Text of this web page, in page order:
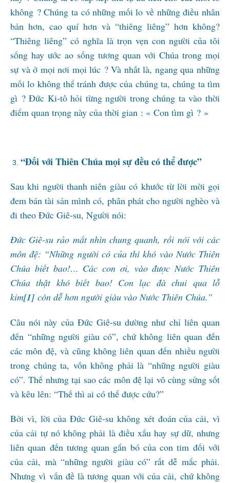
không ? Chúng ta có những mối lo về những điều nhân
bản hơn, cao quí hơn và “thiêng liêng” hơn không?
“Thiêng liêng” có nghĩa là trọn vẹn con người của tôi
sống hay ước ao sống tương quan với Chúa trong mọi
sự và ở mọi nơi mọi lúc ? Và nhất là, ngang qua những
mối lo không thể tránh được của chúng ta, chúng ta tìm
gì ? Đức Ki-tô hỏi từng người trong chúng ta vào thời
điểm quan trọng này của thời gian : « Con tìm gì ? »
“Đối với Thiên Chúa mọi sự đều có thể được”
Sau khi người thanh niên giàu có khước từ lời mời gọi
đem bán tài sản mình có, phân phát cho người nghèo và
đi theo Đức Giê-su, Người nói:
Đức Giê-su rảo mắt nhìn chung quanh, rồi nói với các
môn đệ: “Những người có của thì khó vào Nước Thiên
Chúa biết bao!… Các con ơi, vào được Nước Thiên
Chúa thật khó biết bao! Con lạc đà chui qua lỗ
kim[1] còn dễ hơn người giàu vào Nước Thiên Chúa.”
Câu nói này của Đức Giê-su dường như chỉ liên quan
đến “những người giàu có”, chứ không liên quan đến
các môn đệ, và cũng không liên quan đến nhiều người
trong chúng ta, vốn không phải là “những người giàu
có”. Thế nhưng tại sao các môn đệ lại vô cùng sửng sốt
và kêu lên: “Thế thì ai có thể được cứu?”
Bởi vì, lời của Đức Giê-su không xét đoán của cải, vì
của cải tự nó không phải là điều xấu hay sự dữ, nhưng
liên quan đến tương quan gắn bó của con tim đối với
của cải, mà “những người giàu có” rất dễ mắc phải.
Nhưng vì vấn đề là tương quan với của cải, chứ không